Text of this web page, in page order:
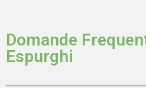
Domande
Espurghi